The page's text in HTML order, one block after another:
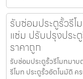
รับซ่อมประตูรั้วรี
แซ่ม ปรับปรุงประ
ราคาถูก
รับซ่อมประตูรั้วรีโมทมา
รีโมท ประตูรั้วอัตโนมัติ ค